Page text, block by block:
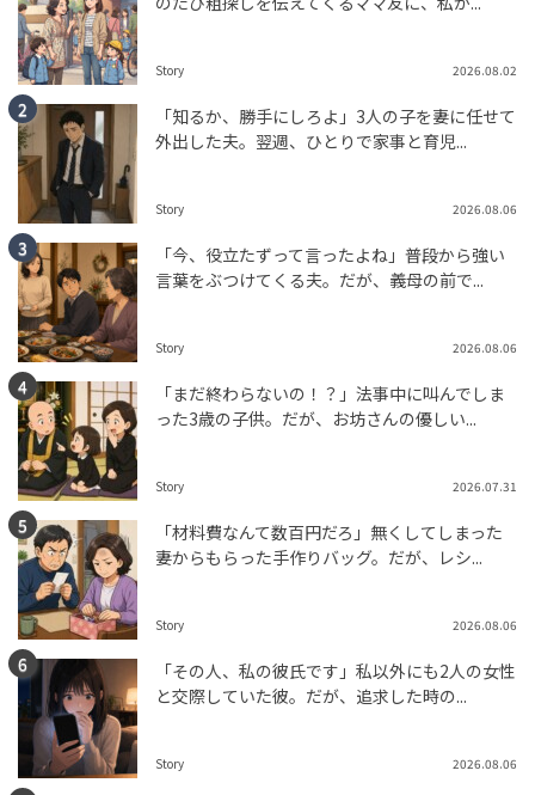
Story 2026.08.02
「知るか、勝手にしろよ」3人の子を妻に任せて
外出した夫。翌週、ひとりで家事と育児...
Story 2026.08.06
「今、役立たずって言ったよね」普段から強い
言葉をぶつけてくる夫。だが、義母の前で...
Story 2026.08.06
「まだ終わらないの！？」法事中に叫んでしま
った3歳の子供。だが、お坊さんの優しい...
Story 2026.07.31
「材料費なんて数百円だろ」無くしてしまった
妻からもらった手作りバッグ。だが、レシ...
Story 2026.08.06
「その人、私の彼氏です」私以外にも2人の女性
と交際していた彼。だが、追求した時の...
Story 2026.08.06